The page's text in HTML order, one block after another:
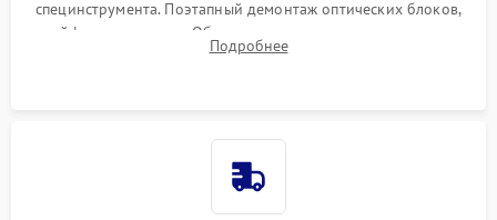
специнструмента. Поэтапный демонтаж оптических блоков,
шлейфов и приводов. Обязательная маркировка положения
линзовых групп для сохранения заводской центровки при
Подробнее